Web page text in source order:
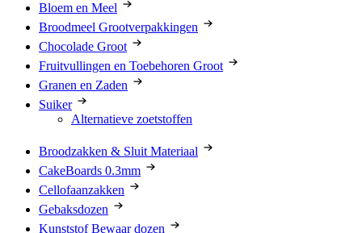
Bloem en Meel
Broodmeel Grootverpakkingen
Chocolade Groot
Fruitvullingen en Toebehoren Groot
Granen en Zaden
Suiker
Alternatieve zoetstoffen
Broodzakken & Sluit Materiaal
CakeBoards 0.3mm
Cellofaanzakken
Gebaksdozen
Kunststof Bewaar dozen